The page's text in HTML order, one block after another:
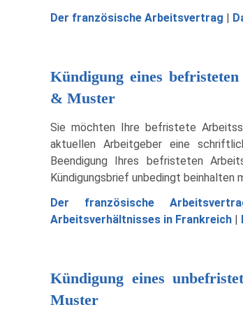
Der französische Arbeitsvertrag |
Kündigung eines
& Muster
Sie möchten Ihre befristete
aktuellen Arbeitgeber eine
Beendigung Ihres befristeten
Kündigungsbrief unbedingt beinhalten
Der französische
Arbeitsverhältnisses in Frankreich
Kündigung eines
Muster